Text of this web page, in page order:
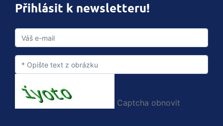
Přihlásit k newsletteru!
Captcha obnovit